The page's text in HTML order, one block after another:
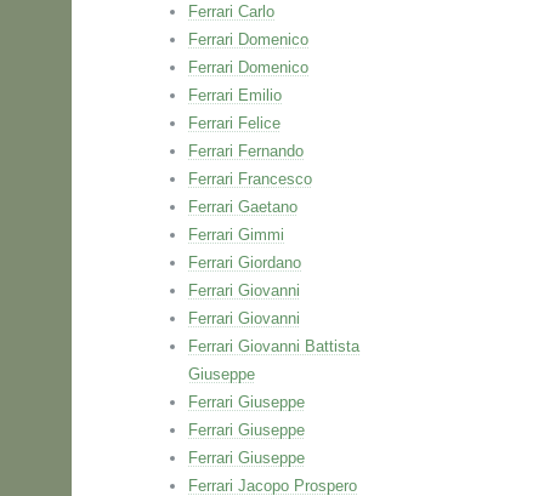
Ferrari Carlo
Ferrari Domenico
Ferrari Domenico
Ferrari Emilio
Ferrari Felice
Ferrari Fernando
Ferrari Francesco
Ferrari Gaetano
Ferrari Gimmi
Ferrari Giordano
Ferrari Giovanni
Ferrari Giovanni
Ferrari Giovanni Battista
Giuseppe
Ferrari Giuseppe
Ferrari Giuseppe
Ferrari Giuseppe
Ferrari Jacopo Prospero